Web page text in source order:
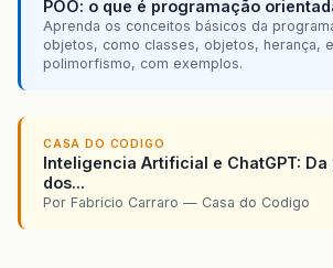
POO: o que é programação
Aprenda os conceitos básicos da
objetos, como classes, objetos, herança,
polimorfismo, com exemplos.
CASA DO CODIGO
Inteligencia Artificial e ChatGPT:
dos...
Por Fabricio Carraro — Casa do Codigo